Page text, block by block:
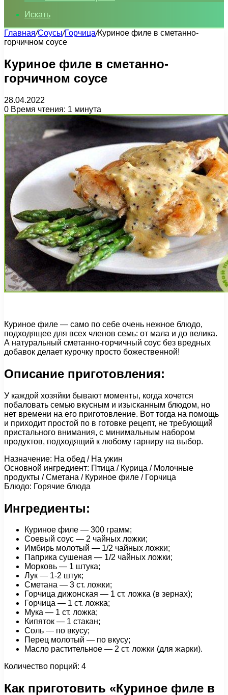
Искать
Главная/Соусы/Горчица/Куриное филе в сметанно-
горчичном соусе
Куриное филе в сметанно-
горчичном соусе
28.04.2022
0 Время чтения: 1 минута
Куриное филе — само по себе очень нежное блюдо,
подходящее для всех членов семь: от мала и до велика.
А натуральный сметанно-горчичный соус без вредных
добавок делает курочку просто божественной!
Описание приготовления:
У каждой хозяйки бывают моменты, когда хочется
побаловать семью вкусным и изысканным блюдом, но
нет времени на его приготовление. Вот тогда на помощь
и приходит простой по в готовке рецепт, не требующий
пристального внимания, с минимальным набором
продуктов, подходящий к любому гарниру на выбор.
Назначение: На обед / На ужин
Основной ингредиент: Птица / Курица / Молочные
продукты / Сметана / Куриное филе / Горчица
Блюдо: Горячие блюда
Ингредиенты:
Куриное филе — 300 грамм;
Соевый соус — 2 чайных ложки;
Имбирь молотый — 1/2 чайных ложки;
Паприка сушеная — 1/2 чайных ложки;
Морковь — 1 штука;
Лук — 1-2 штук;
Сметана — 3 ст. ложки;
Горчица дижонская — 1 cт. ложка (в зернах);
Горчица — 1 ст. ложка;
Мука — 1 ст. ложка;
Кипяток — 1 стакан;
Соль — по вкусу;
Перец молотый — по вкусу;
Масло растительное — 2 ст. ложки (для жарки).
Количество порций: 4
Как приготовить «Куриное филе в